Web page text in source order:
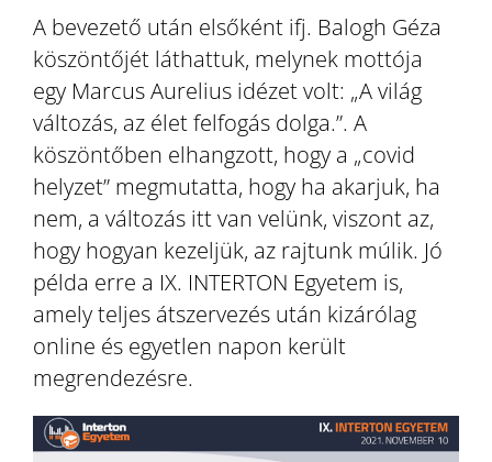
A bevezető után elsőként ifj. Balogh Géza
köszöntőjét láthattuk, melynek mottója
egy Marcus Aurelius idézet volt: „A világ
változás, az élet felfogás dolga.”. A
köszöntőben elhangzott, hogy a „covid
helyzet” megmutatta, hogy ha akarjuk, ha
nem, a változás itt van velünk, viszont az,
hogy hogyan kezeljük, az rajtunk múlik. Jó
példa erre a IX. INTERTON Egyetem is,
amely teljes átszervezés után kizárólag
online és egyetlen napon került
megrendezésre.